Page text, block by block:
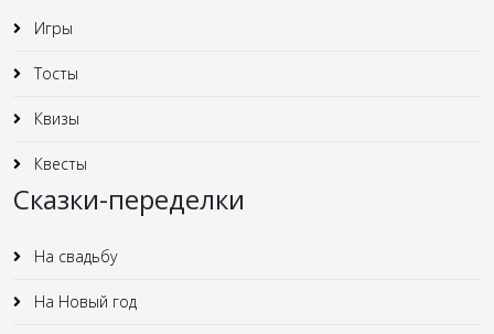
Игры
Тосты
Квизы
Квесты
Сказки-переделки
На свадьбу
На Новый год